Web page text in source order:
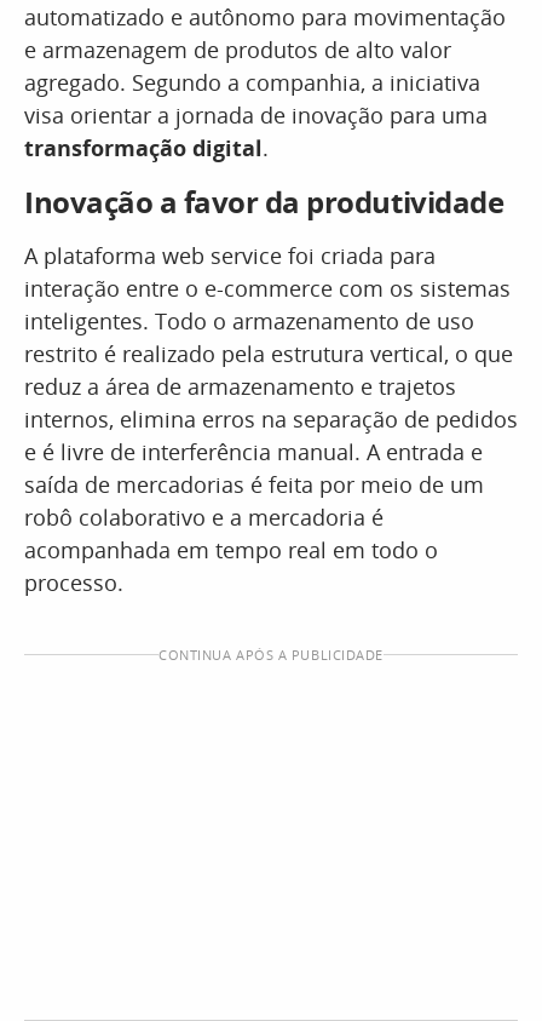
automatizado e autônomo para movimentação
e armazenagem de produtos de alto valor
agregado. Segundo a companhia, a iniciativa
visa orientar a jornada de inovação para uma
transformação digital.
Inovação a favor da produtividade
A plataforma web service foi criada para
interação entre o e-commerce com os sistemas
inteligentes. Todo o armazenamento de uso
restrito é realizado pela estrutura vertical, o que
reduz a área de armazenamento e trajetos
internos, elimina erros na separação de pedidos
e é livre de interferência manual. A entrada e
saída de mercadorias é feita por meio de um
robô colaborativo e a mercadoria é
acompanhada em tempo real em todo o
processo.
CONTINUA APÓS A PUBLICIDADE